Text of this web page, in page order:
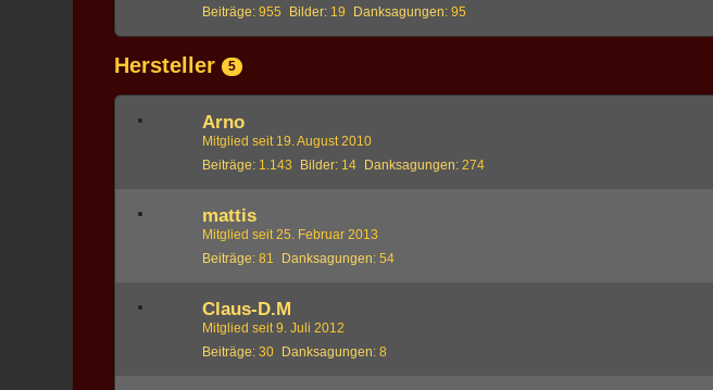
Beiträge 955 Bilder 19 Danksagungen 95
Hersteller 5
Arno
Mitglied seit 19. August 2010
Beiträge 1.143 Bilder 14 Danksagungen 274
mattis
Mitglied seit 25. Februar 2013
Beiträge 81 Danksagungen 54
Claus-D.M
Mitglied seit 9. Juli 2012
Beiträge 30 Danksagungen 8